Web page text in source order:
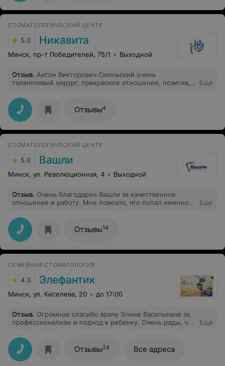
СТОМАТОЛОГИЧЕСКИЙ ЦЕНТР
5.0 Никавита
Минск, пр-т Победителей, 75/1 Выходной
Отзыв. Антон Викторович Смольский очень
талантливый хирург, прекрасное отношение, позитив,
нему. Администраторы в клинике очень
доброжелательная, всё в целом уютно и по-
человечески.
Еще
Отзывы4
СТОМАТОЛОГИЧЕСКИЙ ЦЕНТР
5.0 Вашли
Минск, ул. Революционная, 4 Выходной
Отзыв. Очень благодарен Вашли за качественное
отношение и работу. Мне повезло, что попал именно
Врач на стороне пациента. Спасибо!
Еще
Отзывы14
СЕМЕЙНАЯ СТОМАТОЛОГИЯ
4.3 Элефантик
Минск, ул. Киселева, 20 до 17:00
Отзыв. Огромное спасибо врачу Элине Васильевне за
профессионализм и подход к ребенку. Очень рады, что
Администраторы вежливы. Рекомендую!
Еще
Отзывы24 Все адреса